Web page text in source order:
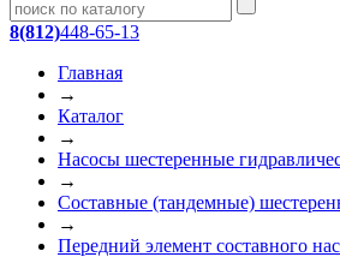
8(812)448-65-13
Главная
→
Каталог
→
Насосы шестеренные
→
Составные (тандемные)
→
Передний элемент составного